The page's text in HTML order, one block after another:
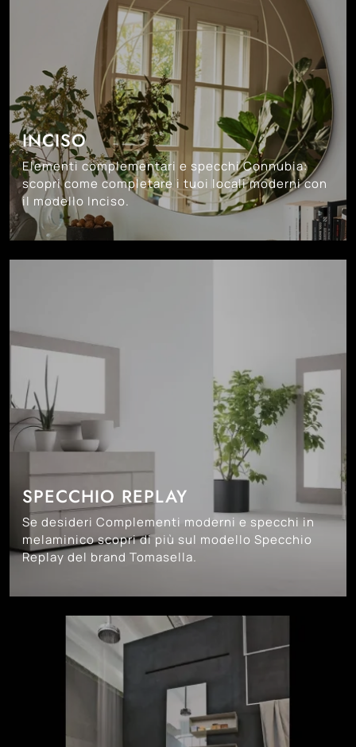
INCISO
Elementi complementari e specchi Connubia:
scopri come completare i tuoi locali moderni con
il modello Inciso.
SPECCHIO REPLAY
Se desideri Complementi moderni e specchi in
melaminico scopri di più sul modello Specchio
Replay del brand Tomasella.